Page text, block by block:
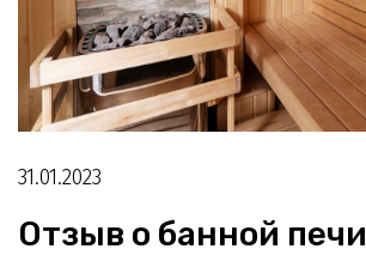
31.01.2023
Отзыв о банной печи